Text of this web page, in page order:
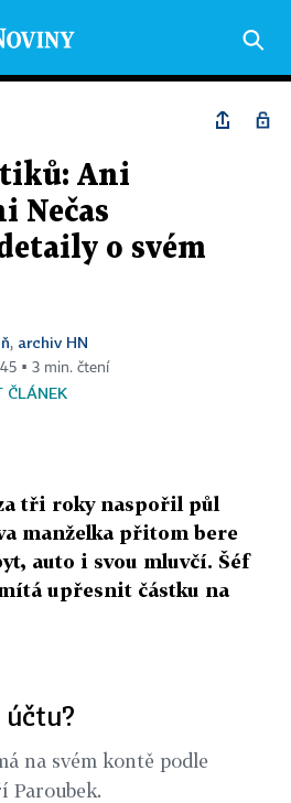
Ani
Nečas
o svém
, archiv HN
▪ 3 min. čtení
ČLÁNEK
tři roky naspořil půl
manželka přitom bere
auto i svou mluvčí. Šéf
upřesnit částku na
účtu?
na svém kontě podle
Paroubek.